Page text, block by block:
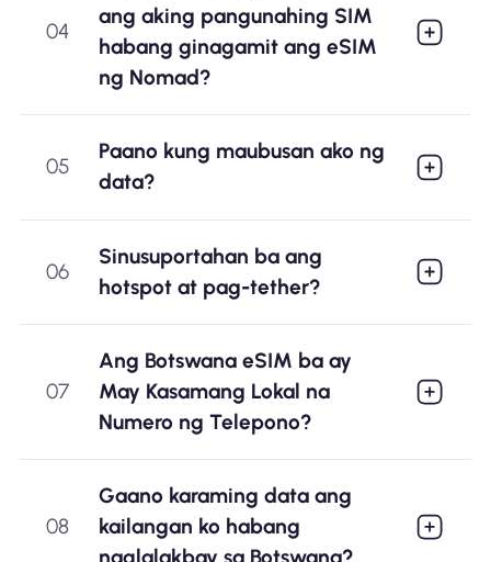
04
ang aking pangunahing SIM
habang ginagamit ang eSIM
ng Nomad?
05
Paano kung maubusan ako ng
data?
06
Sinusuportahan ba ang
hotspot at pag-tether?
07
Ang Botswana eSIM ba ay
May Kasamang Lokal na
Numero ng Telepono?
08
Gaano karaming data ang
kailangan ko habang